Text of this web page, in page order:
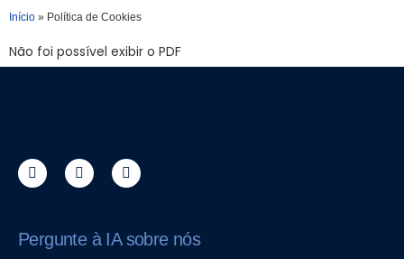
Início » Política de Cookies
Não foi possível exibir o PDF
Pergunte à IA sobre nós